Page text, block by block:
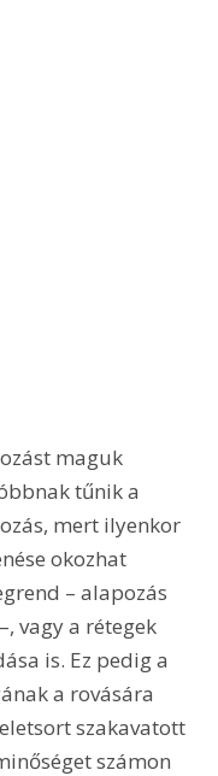
maguk
tűnik a
mert ilyenkor
okozhat
– alapozás
vagy a rétegek
is. Ez pedig a
a rovására
szakavatott
számon